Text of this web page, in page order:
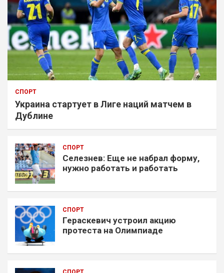
СПОРТ
Украина стартует в Лиге наций матчем в
Дублине
СПОРТ
Селезнев: Еще не набрал форму,
нужно работать и работать
СПОРТ
Гераскевич устроил акцию
протеста на Олимпиаде